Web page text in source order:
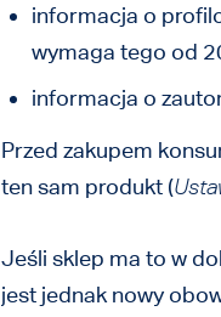
informacja o
wymaga tego od
informacja o
Przed zakupem
ten sam produkt (
Jeśli sklep ma to w
jest jednak nowy